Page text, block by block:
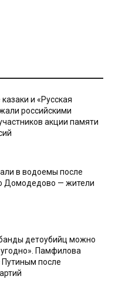
и «Русская
российскими
акции памяти
в водоемы после
Домодедово — жители
детоубийц можно
Памфилова
Путиным после